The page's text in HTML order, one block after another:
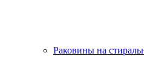
Раковины на